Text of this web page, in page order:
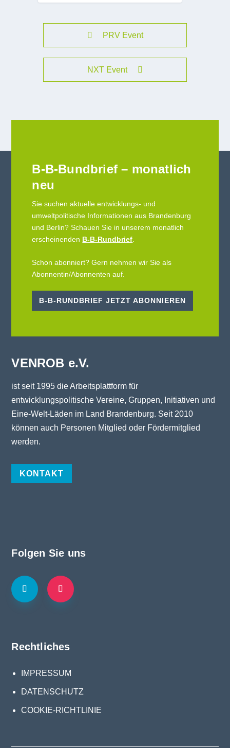
PRV Event
NXT Event
B-B-Bundbrief – monatlich
neu
Sie suchen aktuelle entwicklungs- und
umweltpolitische Informationen aus Brandenburg
und Berlin? Schauen Sie in unserem monatlich
erscheinenden B-B-Rundbrief
Schon abonniert? Gern nehmen wir Sie als
Abonnentin/Abonnenten auf.
B-B-RUNDBRIEF JETZT ABONNIEREN
VENROB e.V.
ist seit 1995 die Arbeitsplattform für
entwicklungspolitische Vereine, Gruppen, Initiativen und
Eine-Welt-Läden im Land Brandenburg. Seit 2010
können auch Personen Mitglied oder Fördermitglied
werden.
KONTAKT
Folgen Sie uns
Rechtliches
IMPRESSUM
DATENSCHUTZ
COOKIE-RICHTLINIE